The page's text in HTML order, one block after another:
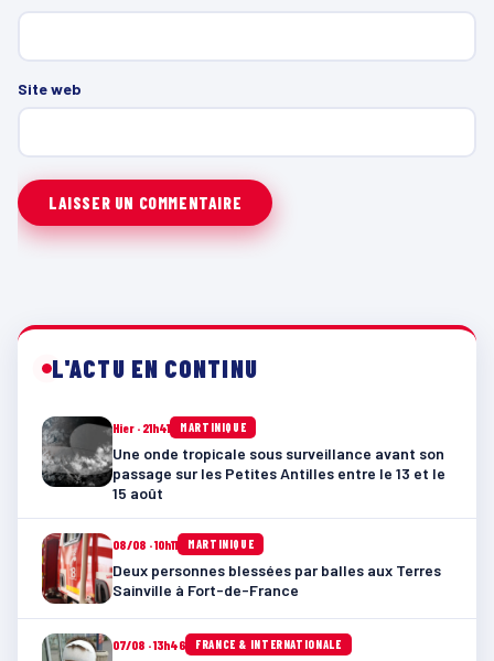
Site web
L'ACTU EN CONTINU
Hier · 21h41 MARTINIQUE
Une onde tropicale sous surveillance avant son
passage sur les Petites Antilles entre le 13 et le
15 août
08/08 · 10h11 MARTINIQUE
Deux personnes blessées par balles aux Terres
Sainville à Fort-de-France
07/08 · 13h46 FRANCE & INTERNATIONALE